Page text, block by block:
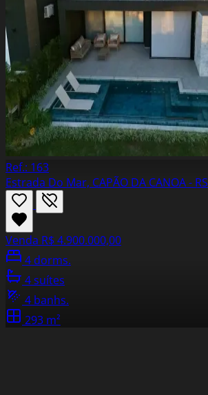
Ref.: 163
Estrada Do Mar, CAPÃO DA CANOA - RS
Venda R$ 4.900.000,00
4 dorms.
4 suítes
4 banhs.
293 m²